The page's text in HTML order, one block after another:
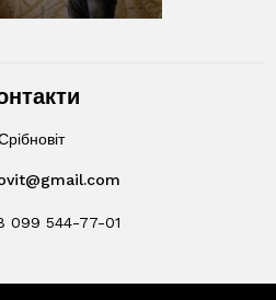
099 544-77-01